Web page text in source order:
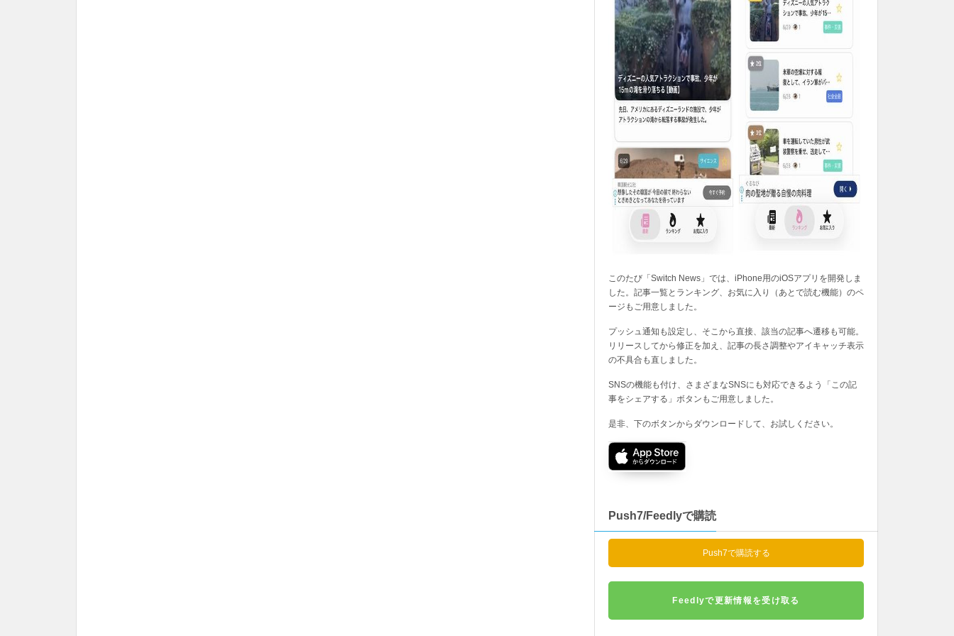
このたび「Switch News」では、iPhone用のiOSアプリを開発しま
した。記事一覧とランキング、お気に入り（あとで読む機能）のペ
ージもご用意しました。
プッシュ通知も設定し、そこから直接、該当の記事へ遷移も可能。
リリースしてから修正を加え、記事の長さ調整やアイキャッチ表示
の不具合も直しました。
SNSの機能も付け、さまざまなSNSにも対応できるよう「この記
事をシェアする」ボタンもご用意しました。
是非、下のボタンからダウンロードして、お試しください。
Push7/Feedlyで購読
Push7で購読する
Feedlyで更新情報を受け取る